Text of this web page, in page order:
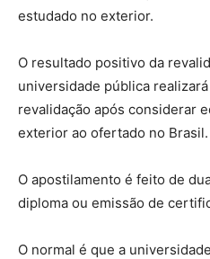
estudado no exterior.
O resultado positivo da
universidade pública
revalidação após considerar
exterior ao ofertado no Brasil.
O apostilamento é feito de
diploma ou emissão de
O normal é que a